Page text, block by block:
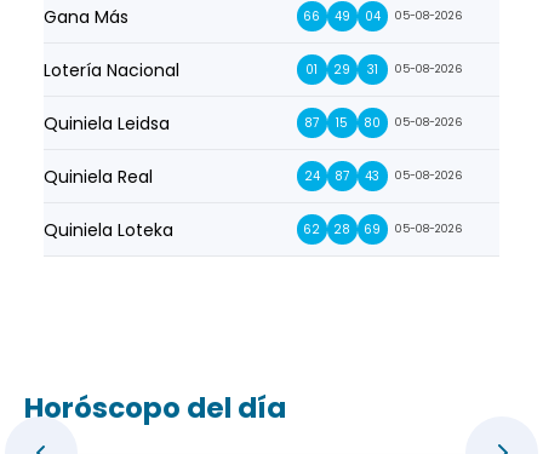
Gana Más 66 49 04 05-08-2026
Lotería Nacional 01 29 31 05-08-2026
Quiniela Leidsa 87 15 80 05-08-2026
Quiniela Real 24 87 43 05-08-2026
Quiniela Loteka 62 28 69 05-08-2026
Horóscopo del día